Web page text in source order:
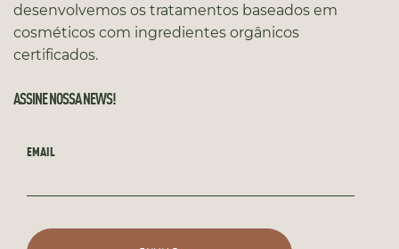
desenvolvemos os tratamentos baseados em
cosméticos com ingredientes orgânicos
certificados.
ASSINE NOSSA NEWS!
EMAIL